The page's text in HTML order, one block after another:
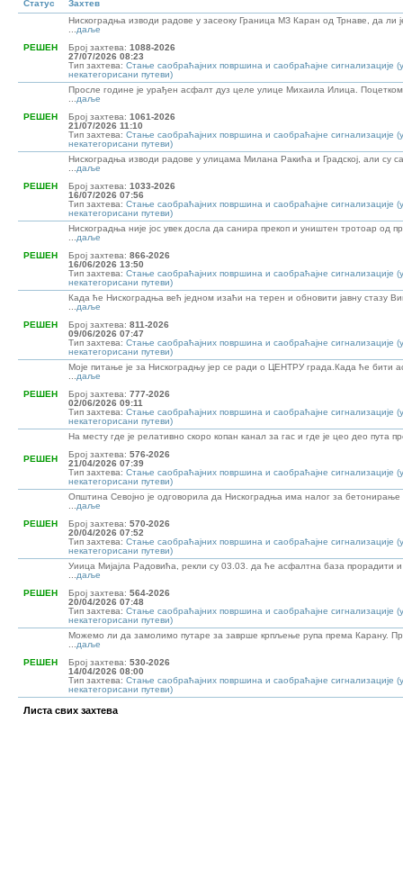
Листа свих захтева
Статус Захтев
РЕШЕН
Нискоградња изводи радове у засеоку Граница МЗ Каран од Трнаве, да ли
даље
Број захтева: 1088-2026
27/07/2026 08:23
Тип захтева: Стање саобраћајних површина и саобраћајне сигнализације
некатегорисани путеви)
РЕШЕН
Просле године је урађен асфалт дуз целе улице Михаила Илица. Поцетком
даље
Број захтева: 1061-2026
21/07/2026 11:10
Тип захтева: Стање саобраћајних површина и саобраћајне сигнализације
некатегорисани путеви)
РЕШЕН
Нискоградња изводи радове у улицама Милана Ракића и Градској, али су
даље
Број захтева: 1033-2026
16/07/2026 07:56
Тип захтева: Стање саобраћајних површина и саобраћајне сигнализације
некатегорисани путеви)
РЕШЕН
Нискоградња није јос увек досла да санира прекоп и уништен тротоар од
даље
Број захтева: 866-2026
16/06/2026 13:50
Тип захтева: Стање саобраћајних површина и саобраћајне сигнализације
некатегорисани путеви)
РЕШЕН
Када ће Нискоградња већ једном изаћи на терен и обновити јавну стазу
даље
Број захтева: 811-2026
09/06/2026 07:47
Тип захтева: Стање саобраћајних површина и саобраћајне сигнализације
некатегорисани путеви)
РЕШЕН
Моје питање је за Нискоградњу јер се ради о ЦЕНТРУ града.Када ће бити
даље
Број захтева: 777-2026
02/06/2026 09:11
Тип захтева: Стање саобраћајних површина и саобраћајне сигнализације
некатегорисани путеви)
РЕШЕН
На месту где је релативно скоро копан канал за гас и где је цео део пута
Број захтева: 576-2026
21/04/2026 07:39
Тип захтева: Стање саобраћајних површина и саобраћајне сигнализације
некатегорисани путеви)
РЕШЕН
Општина Севојно је одговорила да Нискоградња има налог за
даље
Број захтева: 570-2026
20/04/2026 07:52
Тип захтева: Стање саобраћајних површина и саобраћајне сигнализације
некатегорисани путеви)
РЕШЕН
Уиица Мијајла Радовића, рекли су 03.03. да ће асфалтна база прорадити
даље
Број захтева: 564-2026
20/04/2026 07:48
Тип захтева: Стање саобраћајних површина и саобраћајне сигнализације
некатегорисани путеви)
РЕШЕН
Можемо ли да замолимо путаре за заврше крпљење рупа према Карану.
даље
Број захтева: 530-2026
14/04/2026 08:00
Тип захтева: Стање саобраћајних површина и саобраћајне сигнализације
некатегорисани путеви)